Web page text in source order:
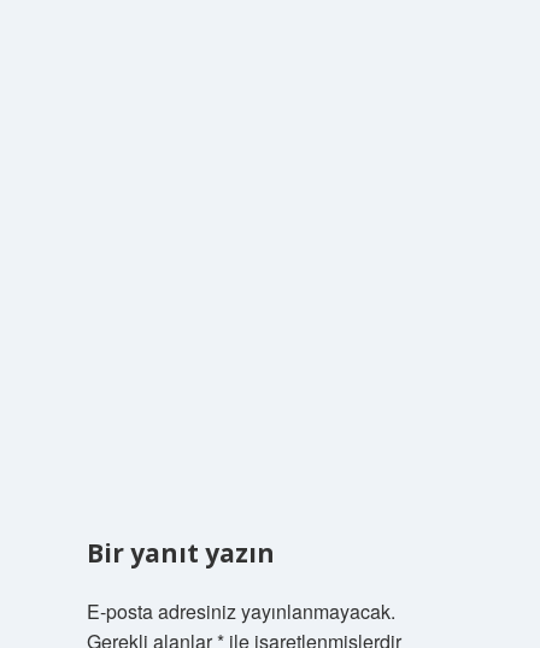
Bir yanıt yazın
E-posta adresiniz yayınlanmayacak.
Gerekli alanlar*ile işaretlenmişlerdir